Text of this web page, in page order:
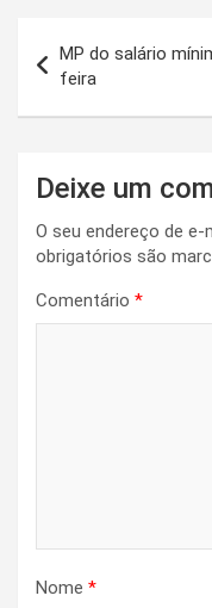
de
Post
MP do salário
feira
Deixe um
O seu endereço de e-
obrigatórios são
Comentário *
Nome *